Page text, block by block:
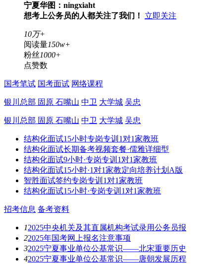
宁夏华图：ningxiaht
想考上公务员的人都关注了我们！
立即关注
10万+
阅读量150w+
粉丝1000+
点赞数
国考笔试 国考面试 网络课程
银川总部 固原 石嘴山 中卫 大学城 吴忠
银川总部 固原 石嘴山 中卫 大学城 吴忠
结构化面试15小时专岗专训1对1家教班
结构化面试长期备考视频套餐·儒雅详细型
结构化面试9小时·专岗专训1对1家教班
结构化面试15小时·1对1家教定向培养计划A版
智胜面试签约专岗专训1对1家教班
结构化面试15小时·专岗专训1对1家教班
招考信息 备考资料
12025中央机关及其直属机构考试录用公务员报
22025年国考网上报名注意事项
32025宁夏事业单位公基常识——北宋重要历史
42025宁夏事业单位公基常识——唐朝发展历程